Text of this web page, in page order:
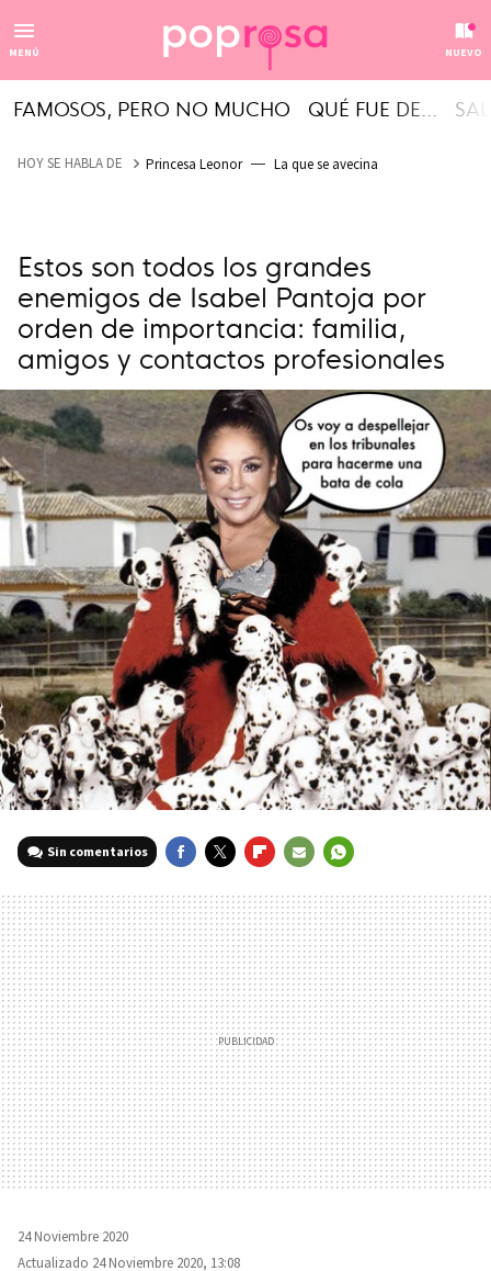
MENÚ NUEVO
FAMOSOS, PERO NO MUCHO QUÉ FUE DE...
HOY SE HABLA DE Princesa Leonor La que se avecina
Estos son todos los grandes
enemigos de Isabel Pantoja por
orden de importancia: familia,
amigos y contactos profesionales
Sin comentarios
MAIL
24 Noviembre 2020
Actualizado 24 Noviembre 2020, 13:08